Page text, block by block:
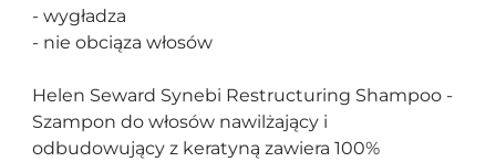
- wygładza
- nie obciąza włosów
Helen Seward Synebi Restructuring Shampoo -
Szampon do włosów nawilżający i
odbudowujący z keratyną zawiera 100%